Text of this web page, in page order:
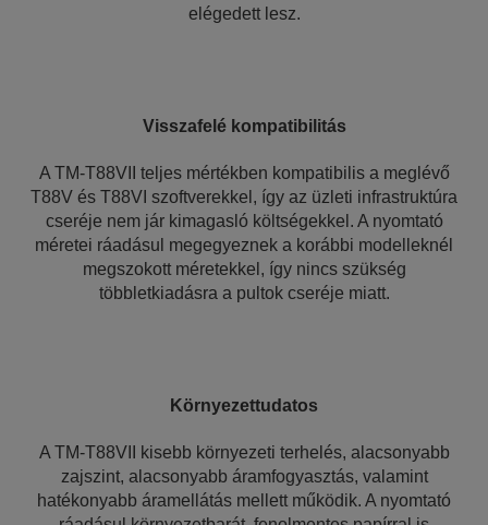
elégedett lesz.
Visszafelé kompatibilitás
A TM-T88VII teljes mértékben kompatibilis a meglévő
T88V és T88VI szoftverekkel, így az üzleti infrastruktúra
cseréje nem jár kimagasló költségekkel. A nyomtató
méretei ráadásul megegyeznek a korábbi modelleknél
megszokott méretekkel, így nincs szükség
többletkiadásra a pultok cseréje miatt.
Környezettudatos
A TM-T88VII kisebb környezeti terhelés, alacsonyabb
zajszint, alacsonyabb áramfogyasztás, valamint
hatékonyabb áramellátás mellett működik. A nyomtató